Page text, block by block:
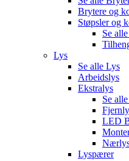
Brytere og
Støpsler og
Se alle
Lys
Se alle Lys
Arbeidslys
Ekstralys
Se alle
LED
Lyspærer